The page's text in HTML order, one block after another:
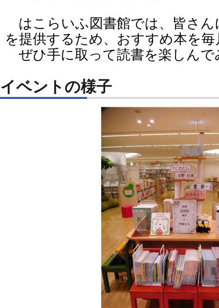
はこらいふ図書館では、皆さん
を提供するため、おすすめ本を
ぜひ手に取って読書を楽しんで
イベントの様子